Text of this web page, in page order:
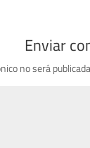
Enviar
no será